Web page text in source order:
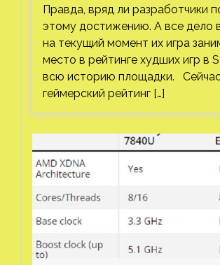
Правда, вряд ли разработчики
этому достижению. А все дело
на текущий момент их игра
место в рейтинге худших игр в
всю историю площадки. Сейчас
геймерский рейтинг […]